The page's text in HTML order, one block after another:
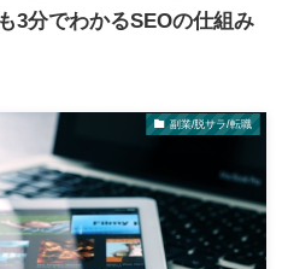
3分でわかるSEOの仕組み
副業/脱サラ/転職